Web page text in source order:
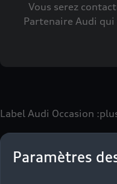
Vous serez
Partenaire Audi
Label Audi Occasion
Le label Audi Occasion
Paramètres